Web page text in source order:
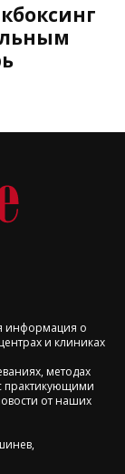
информация о
и клиниках
методах
практикующими
от наших